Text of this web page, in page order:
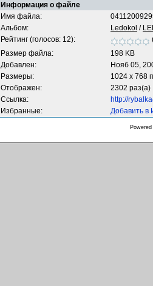
Информация о файле
Имя файла:
Альбом:
Ledokol /
Рейтинг (голосов: 12):
Размер файла:
198 KB
Добавлен:
Нояб 05,
Размеры:
1024 x 768
Отображен:
2302 раз(а)
Ссылка:
http://
Избранные:
Добавить в